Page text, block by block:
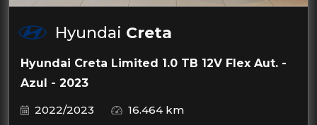
Hyundai Creta
Hyundai Creta Limited 1.0 TB 12V Flex Aut. -
Azul - 2023
2022/2023
16.464 km